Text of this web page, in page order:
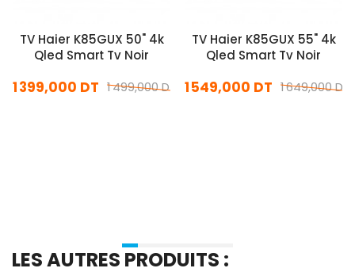
TV Haier K85GUX 50" 4k
Qled Smart Tv Noir
1 499,000 DT
1 399,000 DT
TV Haier K85GUX 55" 4k
Qled Smart Tv Noir
1 649,000 DT
1 549,000 DT
LES AUTRES PRODUITS :